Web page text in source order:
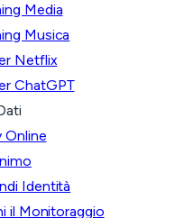
Media
Musica
Netflix
ChatGPT
Online
Identità
il Monitoraggio